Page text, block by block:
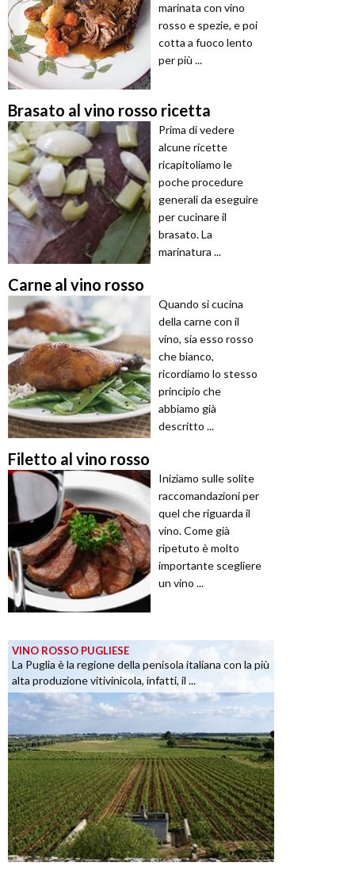
marinata con vino
rosso e spezie, e poi
cotta a fuoco lento
per più ...
Brasato al vino rosso ricetta
Prima di vedere
alcune ricette
ricapitoliamo le
poche procedure
generali da eseguire
per cucinare il
brasato. La
marinatura ...
Carne al vino rosso
Quando si cucina
della carne con il
vino, sia esso rosso
che bianco,
ricordiamo lo stesso
principio che
abbiamo già
descritto ...
Filetto al vino rosso
Iniziamo sulle solite
raccomandazioni per
quel che riguarda il
vino. Come già
ripetuto è molto
importante scegliere
un vino ...
VINO ROSSO PUGLIESE
La Puglia è la regione della penisola italiana con la più
alta produzione vitivinicola, infatti, il ...